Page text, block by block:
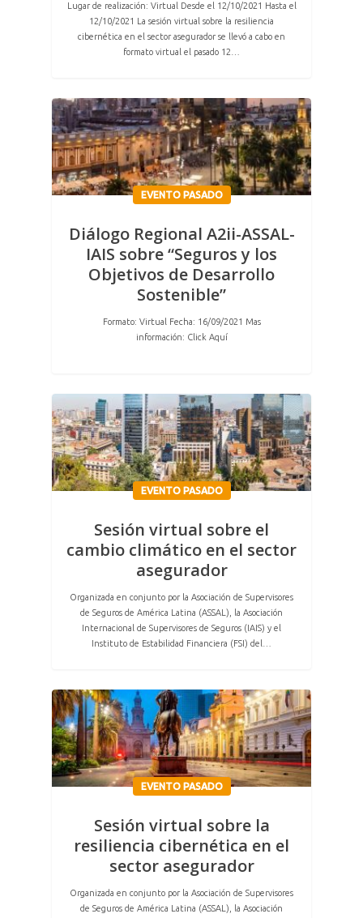
Lugar de realización: Virtual Desde el 12/10/2021 Hasta el
12/10/2021 La sesión virtual sobre la resiliencia
cibernética en el sector asegurador se llevó a cabo en
formato virtual el pasado 12…
EVENTO PASADO
Diálogo Regional A2ii-ASSAL-
IAIS sobre “Seguros y los
Objetivos de Desarrollo
Sostenible”
Formato: Virtual Fecha: 16/09/2021 Mas
información: Click Aquí
EVENTO PASADO
Sesión virtual sobre el
cambio climático en el sector
asegurador
Organizada en conjunto por la Asociación de Supervisores
de Seguros de América Latina (ASSAL), la Asociación
Internacional de Supervisores de Seguros (IAIS) y el
Instituto de Estabilidad Financiera (FSI) del…
EVENTO PASADO
Sesión virtual sobre la
resiliencia cibernética en el
sector asegurador
Organizada en conjunto por la Asociación de Supervisores
de Seguros de América Latina (ASSAL), la Asociación